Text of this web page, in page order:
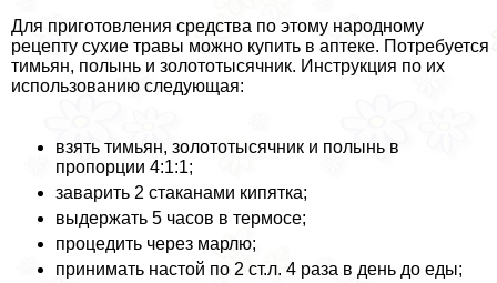
Для приготовления средства по этому народному
рецепту сухие травы можно купить в аптеке. Потребуется
тимьян, полынь и золототысячник. Инструкция по их
использованию следующая:
взять тимьян, золототысячник и полынь в
пропорции 4:1:1;
заварить 2 стаканами кипятка;
выдержать 5 часов в термосе;
процедить через марлю;
принимать настой по 2 ст.л. 4 раза в день до еды;